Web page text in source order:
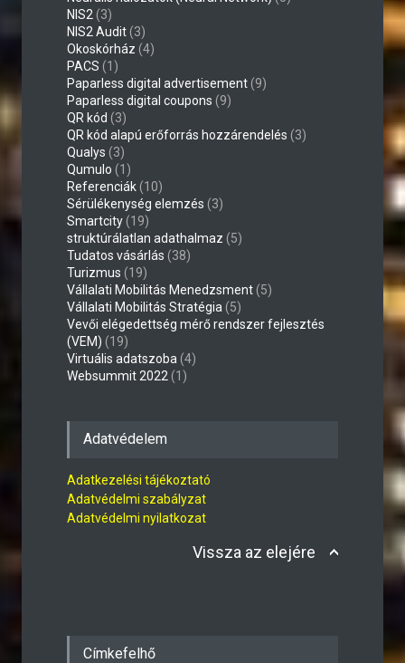
NIS2 (3)
NIS2 Audit(3)
Okoskórház (4)
PACS (1)
Paparless digital advertisement(9)
Paparless digital coupons (9)
QR kód (3)
QR kód alapú erőforrás hozzárendelés (3)
Qualys (3)
Qumulo (1)
Referenciák(10)
Sérülékenység elemzés (3)
Smartcity(19)
struktúrálatlan adathalmaz (5)
Tudatos vásárlás (38)
Turizmus (19)
Vállalati Mobilitás Menedzsment(5)
Vállalati Mobilitás Stratégia (5)
Vevői elégedettség mérő rendszer fejlesztés
(VEM) (19)
Virtuális adatszoba (4)
Websummit 2022 (1)
Adatvédelem
Adatkezelési tájékoztató
Adatvédelmi szabályzat
Adatvédelmi nyilatkozat
Vissza az elejére
Címkefelhő